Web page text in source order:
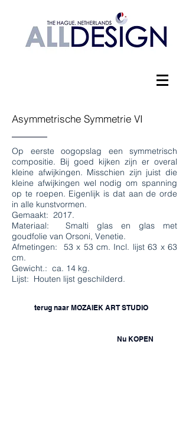
Asymmetrische Symmetrie VI
Op eerste oogopslag een symmetrisch
compositie. Bij goed kijken zijn er overal
kleine afwijkingen. Misschien zijn juist die
kleine afwijkingen wel nodig om spanning
op te roepen. Eigenlijk is dat aan de orde
in alle kunstvormen.
Gemaakt: 2017.
Materiaal: Smalti glas en glas met
goudfolie van Orsoni, Venetie.
Afmetingen: 53 x 53 cm. Incl. lijst 63 x 63
cm.
Gewicht.: ca. 14 kg.
Lijst: Houten lijst geschilderd.
terug naar MOZAIEK ART STUDIO
Nu KOPEN